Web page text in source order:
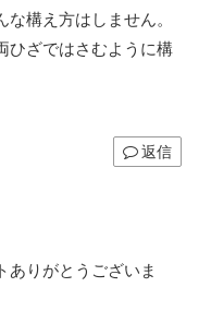
構え方はしません。
ひざではさむように構
返信
ありがとうございま